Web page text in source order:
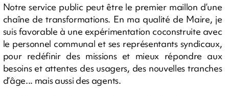
Notre service public peut être le premier maillon d’une
chaîne de transformations. En ma qualité de Maire, je
suis favorable à une expérimentation coconstruite avec
le personnel communal et ses représentants syndicaux,
pour redéfinir des missions et mieux répondre aux
besoins et attentes des usagers, des nouvelles tranches
d’âge... mais aussi des agents.